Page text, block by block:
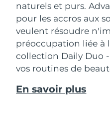
naturels et purs.
pour les accros aux
veulent résoudre
préoccupation liée à
collection Daily Duo
vos routines de
En savoir plus